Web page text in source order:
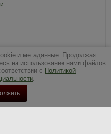
и метаданные. Продолжая
на использование нами файлов
с Политикой
.